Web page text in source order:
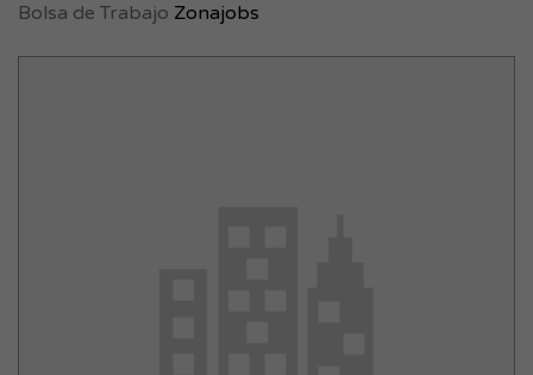
Bolsa de Trabajo Zonajobs